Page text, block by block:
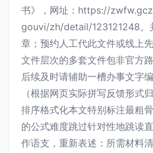
书》，网址：https://
gouvi/zh/detail/123121248。
章；预约人工代此文件或线上
文件层次的多套文件包非官方
后续及时请辅助一槽办事文字
（根据网页实际拼写反馈形式
排序格式化本文特别标注最粗
的公式难度跳过针对性地跳读
作语支，重新表述：所需材料